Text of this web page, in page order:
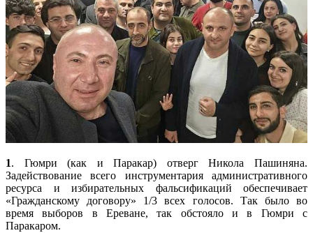
1. Гюмри (как и Паракар) отверг Никола Пашиняна.
Задействование всего инструментария административного
ресурса и избирательных фальсификаций обеспечивает
«Гражданскому договору» 1/3 всех голосов. Так было во
время выборов в Ереване, так обстояло и в Гюмри с
Паракаром.